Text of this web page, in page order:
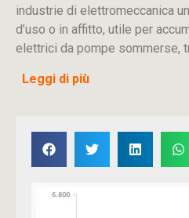
industrie di elettromeccanica
d’uso o in affitto, utile per
elettrici da pompe sommerse,
Leggi di più